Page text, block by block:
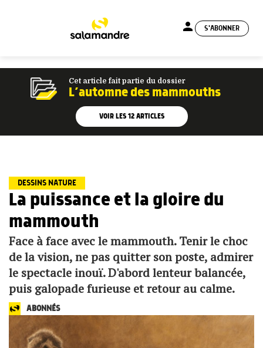
person S'ABONNER
Cet article fait partie du dossier
L’automne des mammouths
VOIR LES 12ARTICLES
DESSINS NATURE
La puissance et la gloire du
mammouth
Face à face avec le mammouth. Tenir le choc
de la vision, ne pas quitter son poste, admirer
le spectacle inouï. D'abord lenteur balancée,
puis galopade furieuse et retour au calme.
ABONNÉS